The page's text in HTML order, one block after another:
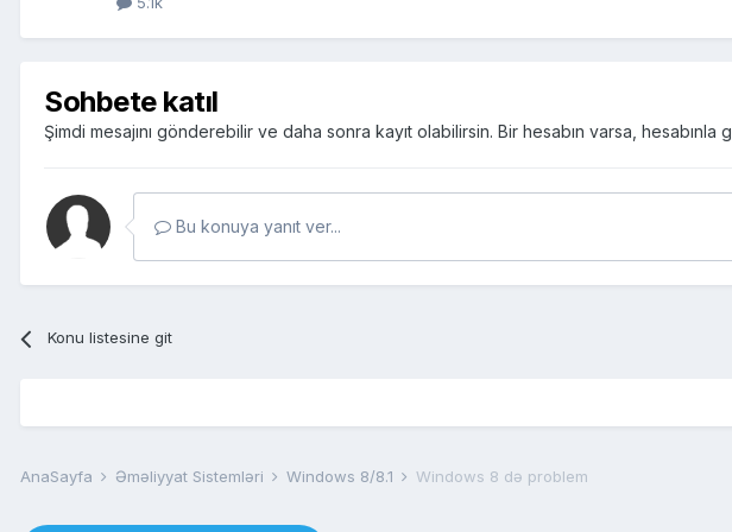
Sohbete katıl
Şimdi mesajını gönderebilir ve daha sonra kayıt olabilirsin. Bir hesabın varsa, hesabınla
Bu konuya yanıt ver...
Konu listesine git
AnaSayfa Əməliyyat Sistemləri Windows 8/8.1 Windows 8 də problem